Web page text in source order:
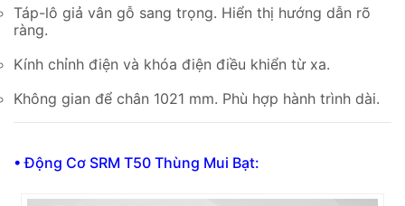
Táp-lô giả vân gỗ sang trọng. Hiển thị hướng dẫn rõ
ràng.
Kính chỉnh điện và khóa điện điều khiển từ xa.
Không gian để chân 1021 mm. Phù hợp hành trình dài.
• Động Cơ SRM T50 Thùng Mui Bạt: